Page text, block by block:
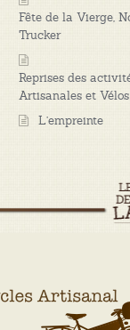
Fête de la Vierge,
Trucker
Reprises des
Artisanales et
L’empreinte